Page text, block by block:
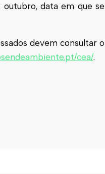
outubro, data em que se
devem consultar o
cea/.